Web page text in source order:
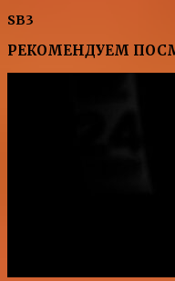
SB3
РЕКОМЕНДУЕМ